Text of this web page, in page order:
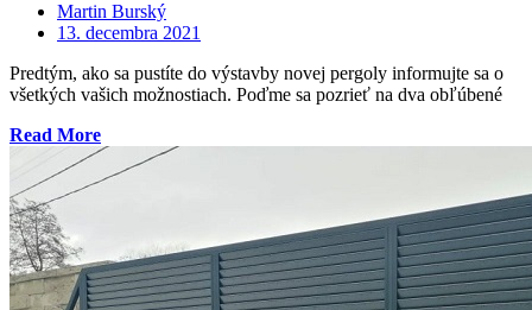
mu
do
vyhnúť?“
Martin Burský
Posted
13. decembra 2021
Predtým, ako sa pustíte do výstavby novej pergoly informujte sa o
všetkých vašich možnostiach. Poďme sa pozrieť na dva obľúbené
Read More„Hliníkové
pergoly
vs.